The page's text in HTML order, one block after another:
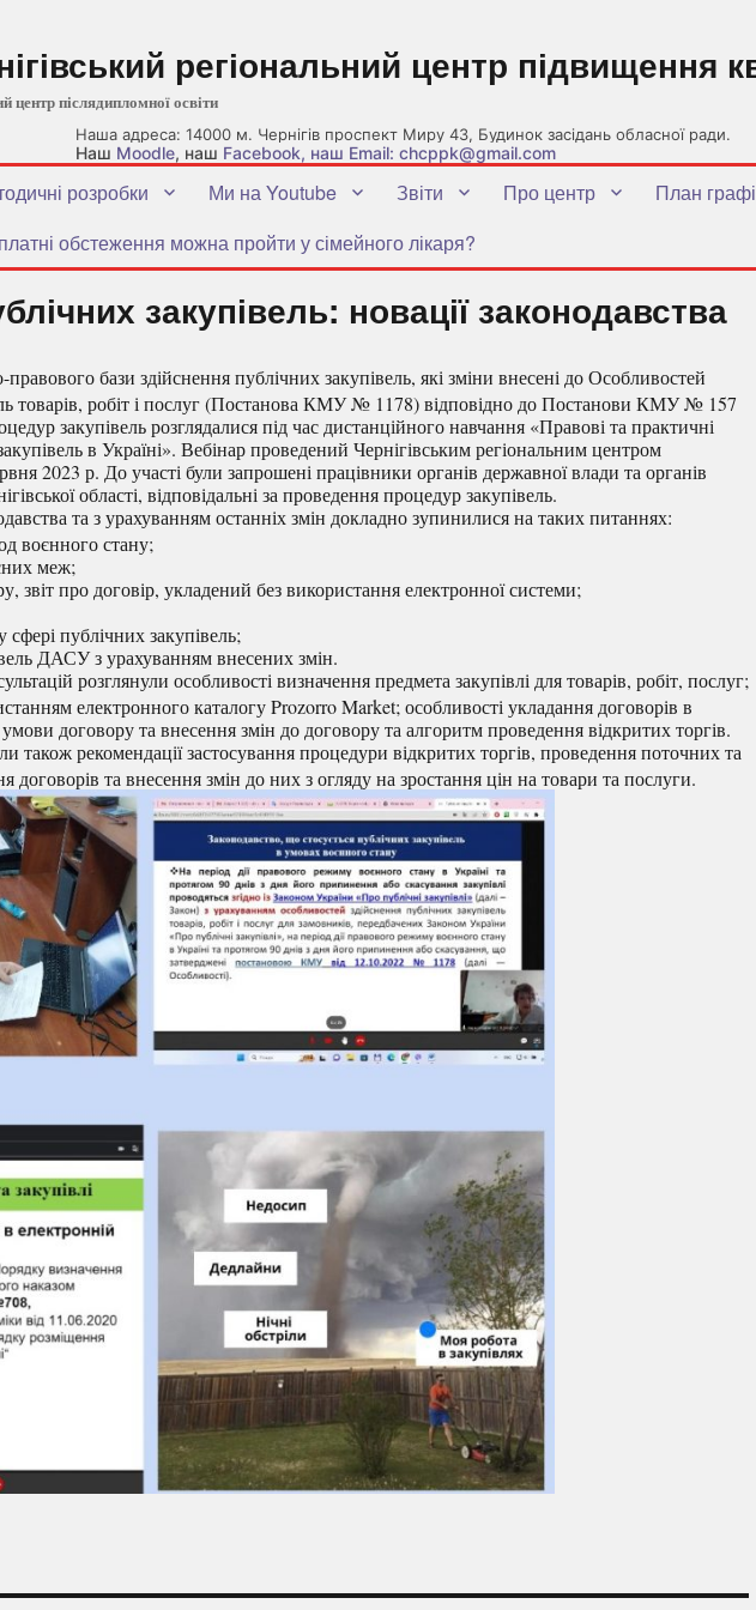
Наша адреса: 14000 м. Чернігів проспект Миру 43, Будинок засідань обласної ради.
Наш Moodle, наш Facebook, наш Email: chcppk@gmail.com
регіональний центр підвищення
центр післядипломної освіти
розробки Ми на Youtube Звіти Про центр План
обстеження можна пройти у сімейного лікаря?
закупівель: новації законодавства
бази здійснення публічних закупівель, які зміни внесені до Особливостей
товарів, робіт і послуг (Постанова КМУ № 1178) відповідно до Постанови КМУ № 157
закупівель розглядалися під час дистанційного навчання «Правові та практичні
в Україні». Вебінар проведений Чернігівським регіональним центром
2023 р. До участі були запрошені працівники органів державної влади та органів
області, відповідальні за проведення процедур закупівель.
та з урахуванням останніх змін докладно зупинилися на таких питаннях:
воєнного стану;
меж;
звіт про договір, укладений без використання електронної системи;
сфері публічних закупівель;
ДАСУ з урахуванням внесених змін.
розглянули особливості визначення предмета закупівлі для товарів, робіт, послуг;
електронного каталогу Prozorro Market; особливості укладання договорів в
договору та внесення змін до договору та алгоритм проведення відкритих торгів.
також рекомендації застосування процедури відкритих торгів, проведення поточних та
договорів та внесення змін до них з огляду на зростання цін на товари та послуги.